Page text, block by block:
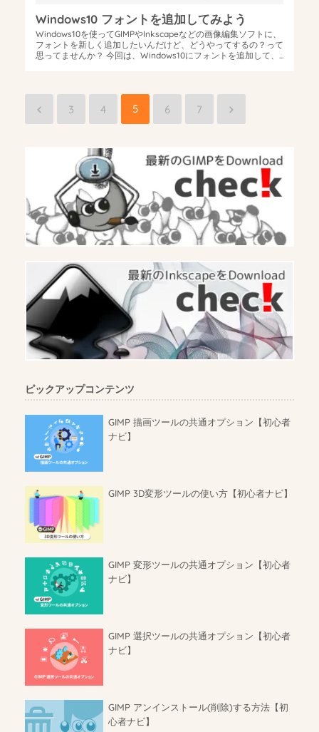
Windows10 フォントを追加してみよう
Windows10を使ってGIMPやInkscapeなどの画像編集ソフトに、
フォントを新しく追加したいんだけど、どうやってするの？って
思ってませんか？ 今回は、Windows10にフォントを追加して、...
3 4 5 6 7
ピックアップコンテンツ
GIMP 描画ツールの共通オプション【初心者
ナビ】
GIMP 3D変形ツールの使い方【初心者ナビ】
GIMP 変形ツールの共通オプション【初心者
ナビ】
GIMP 選択ツールの共通オプション【初心者
ナビ】
GIMP アンインストール(削除)する方法【初
心者ナビ】